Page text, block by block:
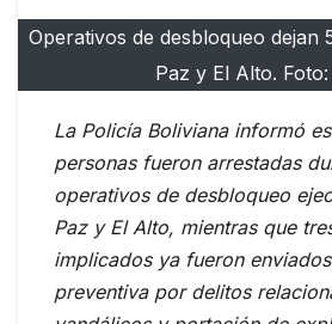
Operativos de desbloqueo dejan
Paz y El Alto. Foto:
La Policía Boliviana informó
personas fueron arrestadas
operativos de desbloqueo
Paz y El Alto, mientras que
implicados ya fueron
preventiva por delitos